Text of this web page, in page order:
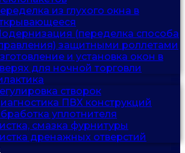
из глухого окна в
(переделка способа
защитными роллетами
и установка окон в
для ночной торговли
створок
ПВХ конструкций
уплотнителя
смазка фурнитуры
дренажных отверстий